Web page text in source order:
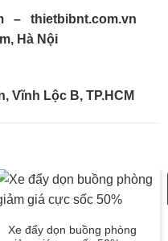
–
thietbibnt.com.vn
Lĩnh Nam, Hà Nội
Vĩnh Lộc B, TP.HCM
Xe đẩy dọn buồng phòng